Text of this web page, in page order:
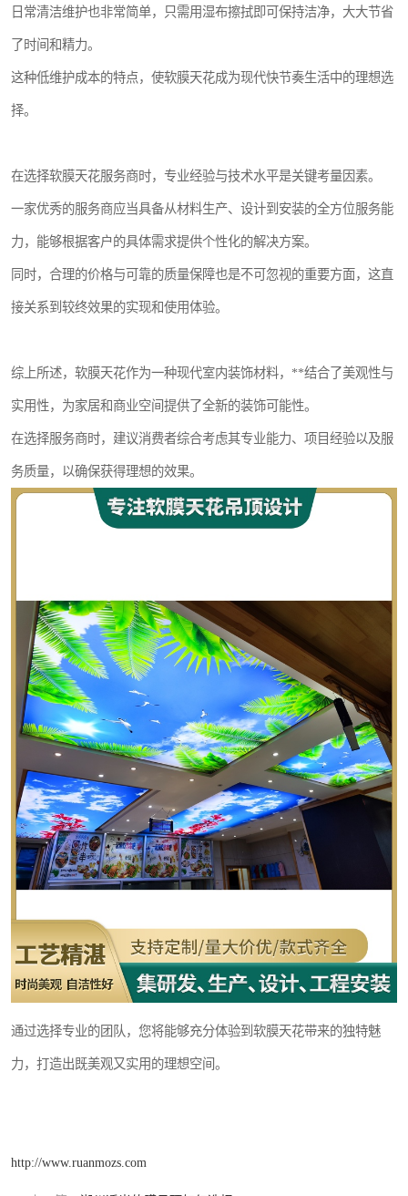
日常清洁维护也非常简单，只需用湿布擦拭即可保持洁净，大大节省
了时间和精力。
这种低维护成本的特点，使软膜天花成为现代快节奏生活中的理想选
择。
在选择软膜天花服务商时，专业经验与技术水平是关键考量因素。
一家优秀的服务商应当具备从材料生产、设计到安装的全方位服务能
力，能够根据客户的具体需求提供个性化的解决方案。
同时，合理的价格与可靠的质量保障也是不可忽视的重要方面，这直
接关系到较终效果的实现和使用体验。
综上所述，软膜天花作为一种现代室内装饰材料，**结合了美观性与
实用性，为家居和商业空间提供了全新的装饰可能性。
在选择服务商时，建议消费者综合考虑其专业能力、项目经验以及服
务质量，以确保获得理想的效果。
通过选择专业的团队，您将能够充分体验到软膜天花带来的独特魅
力，打造出既美观又实用的理想空间。
http://www.ruanmozs.com